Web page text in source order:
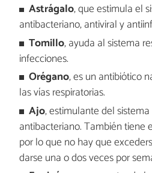
Astrágalo, que estimula el
antibacteriano, antiviral y
Tomillo, ayuda al sistema
infecciones.
Orégano, es un antibiótico
las vías respiratorias.
Ajo, estimulante del
antibacteriano. También tiene
por lo que no hay que
darse una o dos veces por